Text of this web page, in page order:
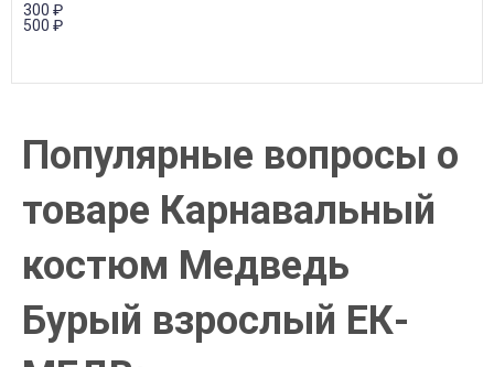
300 ₽
500 ₽
Популярные вопросы о
товаре Карнавальный
костюм Медведь
Бурый взрослый ЕК-